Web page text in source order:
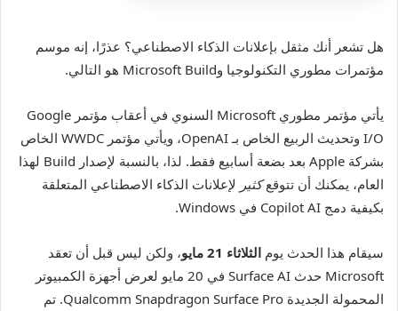
هل تشعر أنك مثقل بإعلانات الذكاء الاصطناعي؟ عذرًا، إنه موسم
مؤتمرات مطوري التكنولوجيا وMicrosoft Build هو التالي.
يأتي مؤتمر مطوري Microsoft السنوي في أعقاب مؤتمر Google
I/O وتحديث الربيع الخاص بـ OpenAI، ويأتي مؤتمر WWDC الخاص
بشركة Apple بعد بضعة أسابيع فقط. لذا، بالنسبة لإصدار Build لهذا
العام، يمكنك أن تتوقعكثير لإعلانات الذكاء الاصطناعي المتعلقة
بكيفية دمج Copilot AI في Windows.
سيقام هذا الحدث يوم الثلاثاء 21 مايو
، ولكن ليس قبل أن تعقد
Microsoft حدث Surface AI في 20 مايو لعرض أجهزة الكمبيوتر
المحمولة الجديدة Qualcomm Snapdragon Surface Pro. تم